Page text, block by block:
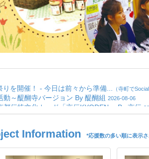
Information *応援数の多い順に表示